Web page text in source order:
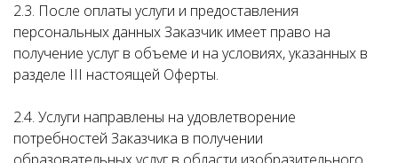
2.3. После оплаты услуги и предоставления
персональных данных Заказчик имеет право на
получение услуг в объеме и на условиях, указанных в
разделе III настоящей Оферты.
2.4. Услуги направлены на удовлетворение
потребностей Заказчика в получении